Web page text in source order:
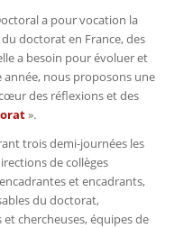
a pour vocation la
doctorat en France, des
a besoin pour évoluer et
année, nous proposons une
des réflexions et des
».
trois demi-journées les
de collèges
et encadrants,
du doctorat,
chercheuses, équipes de